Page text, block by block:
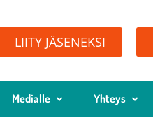
LIITY JÄSENEKSI
Medialle Yhteys